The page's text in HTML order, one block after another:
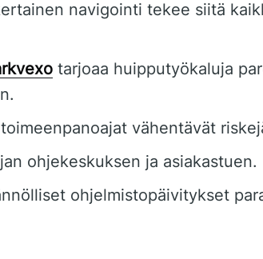
navigointi tekee siitä
tarjoaa huipputyökaluja
vähentävät
ohjekeskuksen ja asiakastuen.
ohjelmistopäivitykset